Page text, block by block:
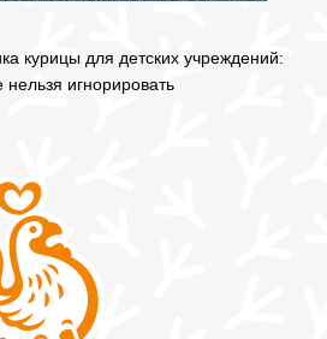
курицы для детских учреждений:
игнорировать